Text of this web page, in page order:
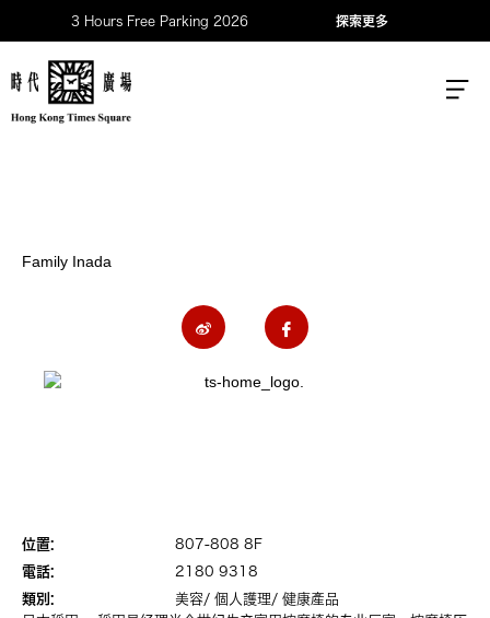
3 Hours Free Parking 2026 探索更多
Family Inada
位置:
807-808 8F
電話:
2180 9318
類別:
美容/ 個人護理/ 健康產品